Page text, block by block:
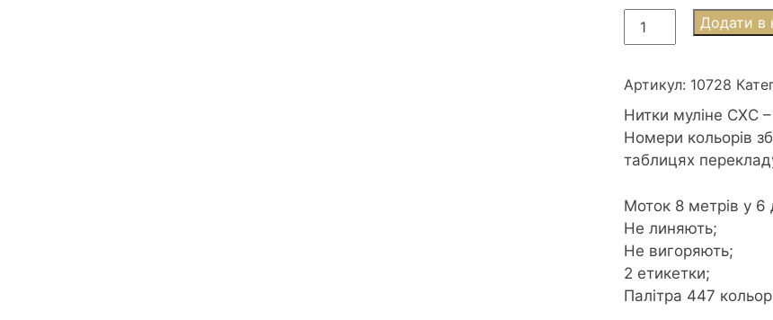
Муліне
СХС
Topaz
-
Топаз
кількість
Додати в
Артикул: 10728
Нитки муліне СХС –
Номери кольорів
таблицях
Моток 8 метрів у 6
Не линяють;
Не вигоряють;
2 етикетки;
Палітра 447